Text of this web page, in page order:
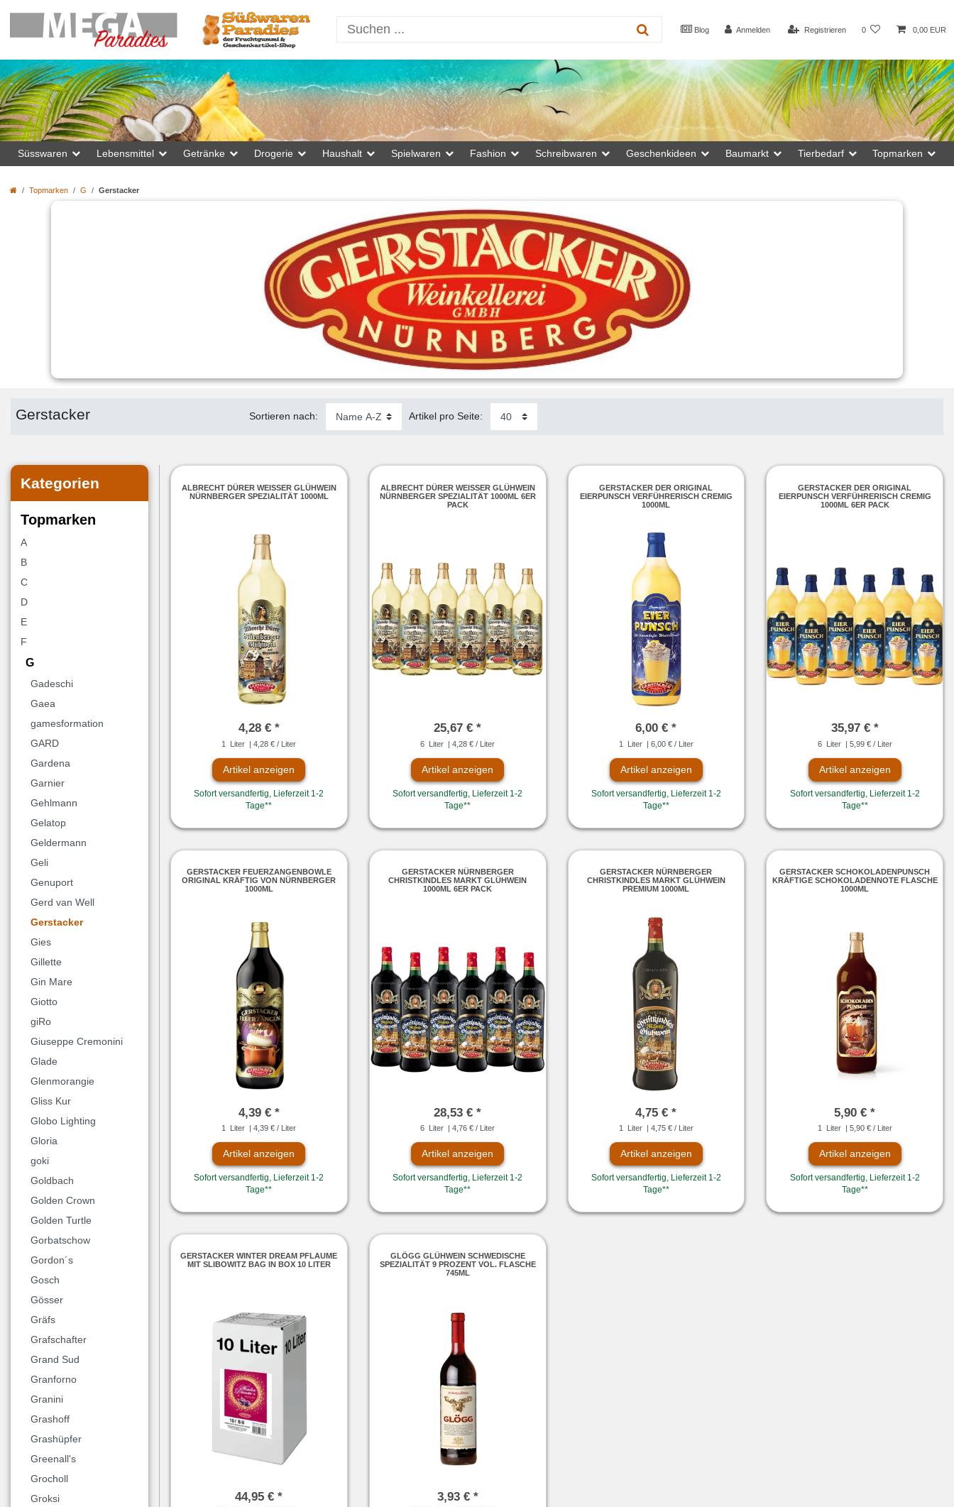
Blog Anmelden Registrieren 0 0,00 EUR
Süsswaren Lebensmittel Getränke Drogerie Haushalt Spielwaren Fashion Schreibwaren Geschenkideen Baumarkt Tierbedarf Topmarken
Topmarken G Gerstacker
Gerstacker Sortieren nach: Artikel pro Seite:
Kategorien
Topmarken
A
B
C
D
E
F
G
Gadeschi
Gaea
gamesformation
GARD
Gardena
Garnier
Gehlmann
Gelatop
Geldermann
Geli
Genuport
Gerd van Well
Gerstacker
Gies
Gillette
Gin Mare
Giotto
giRo
Giuseppe Cremonini
Glade
Glenmorangie
Gliss Kur
Globo Lighting
Gloria
goki
Goldbach
Golden Crown
Golden Turtle
Gorbatschow
Gordon´s
Gosch
Gösser
Gräfs
Grafschafter
Grand Sud
Granforno
Granini
Grashoff
Grashüpfer
Greenall's
Grocholl
Groksi
ALBRECHT DÜRER WEISSER GLÜHWEIN N
ÜRNBERGER SPEZIALITÄT 1000ML
4,28 € *
1 Liter | 4,28 € / Liter
Artikel anzeigen
Sofort versandfertig, Lieferzeit 1-2
Tage**
ALBRECHT DÜRER WEISSER GLÜHWEIN N
ÜRNBERGER SPEZIALITÄT 1000ML 6ER P
ACK
25,67 € *
6 Liter | 4,28 € / Liter
Artikel anzeigen
Sofort versandfertig, Lieferzeit 1-2
Tage**
GERSTACKER DER ORIGINAL
EIERPUNSCH VERFÜHRERISCH CREMIG
1000ML
6,00 € *
1 Liter | 6,00 € / Liter
Artikel anzeigen
Sofort versandfertig, Lieferzeit 1-2
Tage**
GERSTACKER DER ORIGINAL
EIERPUNSCH VERFÜHRERISCH CREMIG
1000ML 6ER PACK
35,97 € *
6 Liter | 5,99 € / Liter
Artikel anzeigen
Sofort versandfertig, Lieferzeit 1-2
Tage**
GERSTACKER FEUERZANGENBOWLE
ORIGINAL KRÄFTIG VON NÜRNBERGER
1000ML
4,39 € *
1 Liter | 4,39 € / Liter
Artikel anzeigen
Sofort versandfertig, Lieferzeit 1-2
Tage**
GERSTACKER NÜRNBERGER
CHRISTKINDLES MARKT GLÜHWEIN
1000ML 6ER PACK
28,53 € *
6 Liter | 4,76 € / Liter
Artikel anzeigen
Sofort versandfertig, Lieferzeit 1-2
Tage**
GERSTACKER NÜRNBERGER
CHRISTKINDLES MARKT GLÜHWEIN
PREMIUM 1000ML
4,75 € *
1 Liter | 4,75 € / Liter
Artikel anzeigen
Sofort versandfertig, Lieferzeit 1-2
Tage**
GERSTACKER SCHOKOLADENPUNSCH
KRÄFTIGE SCHOKOLADENNOTE FLASCHE
1000ML
5,90 € *
1 Liter | 5,90 € / Liter
Artikel anzeigen
Sofort versandfertig, Lieferzeit 1-2
Tage**
GERSTACKER WINTER DREAM PFLAUME
MIT SLIBOWITZ BAG IN BOX 10 LITER
44,95 € *
GLÖGG GLÜHWEIN SCHWEDISCHE
SPEZIALITÄT 9 PROZENT VOL. FLASCHE
745ML
3,93 € *